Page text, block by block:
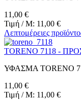
11,00 €
Τιμή / M: 11,00 €
Λεπτομέρειες
TORENO 7118 -
ΥΦΑΣΜΑ TORENO
11,00 €
Τιμή / M: 11,00 €